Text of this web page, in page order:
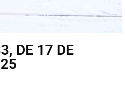
DE 17 DE